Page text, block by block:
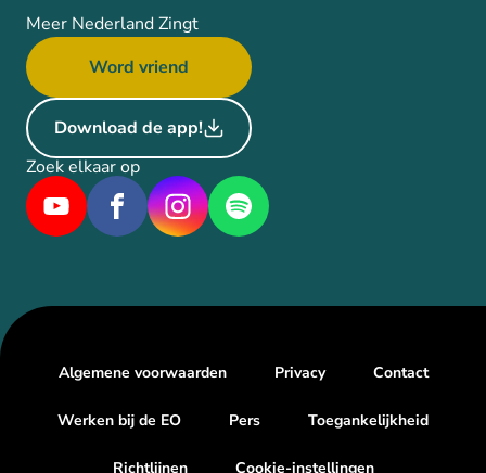
Meer Nederland Zingt
Word vriend
Download de app!
Zoek elkaar op
Algemene voorwaarden Privacy Contact
Werken bij de EO Pers Toegankelijkheid
Richtlijnen Cookie-instellingen